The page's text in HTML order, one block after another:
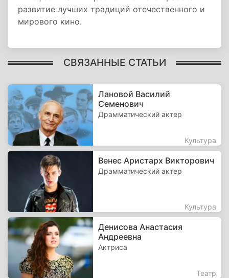
развитие лучших традиций отечественного и
мирового кино.
СВЯЗАННЫЕ СТАТЬИ
Лановой Василий
Семенович
Драмматический актер
Культура
Венес Аристарх Викторович
Драмматический актер
Культура
Денисова Анастасия
Андреевна
Актриса
Театр